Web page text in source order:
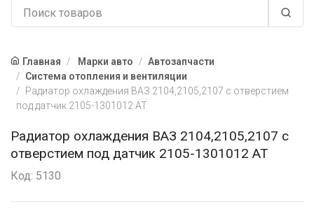
Главная Марки авто
Автозапчасти
Система отопления и вентиляции
Радиатор охлаждения ВАЗ 2104,2105,2107 с отверстием
под датчик 2105-1301012 AT
Радиатор охлаждения ВАЗ 2104,2105,2107 с
отверстием под датчик 2105-1301012 AT
Код: 5130